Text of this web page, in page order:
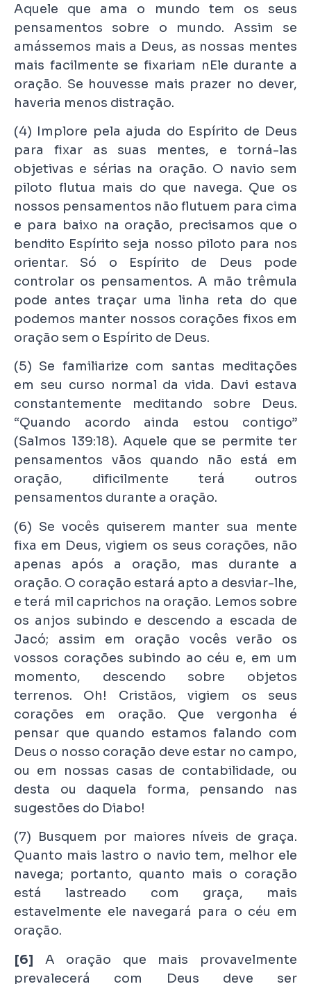
Aquele que ama o mundo tem os seus
pensamentos sobre o mundo. Assim se
amássemos mais a Deus, as nossas mentes
mais facilmente se fixariam nEle durante a
oração. Se houvesse mais prazer no dever,
haveria menos distração.
(4) Implore pela ajuda do Espírito de Deus
para fixar as suas mentes, e torná-las
objetivas e sérias na oração. O navio sem
piloto flutua mais do que navega. Que os
nossos pensamentos não flutuem para cima
e para baixo na oração, precisamos que o
bendito Espírito seja nosso piloto para nos
orientar. Só o Espírito de Deus pode
controlar os pensamentos. A mão trêmula
pode antes traçar uma linha reta do que
podemos manter nossos corações fixos em
oração sem o Espírito de Deus.
(5) Se familiarize com santas meditações
em seu curso normal da vida. Davi estava
constantemente meditando sobre Deus.
“Quando acordo ainda estou contigo”
(Salmos 139:18). Aquele que se permite ter
pensamentos vãos quando não está em
oração, dificilmente terá outros
pensamentos durante a oração.
(6) Se vocês quiserem manter sua mente
fixa em Deus, vigiem os seus corações, não
apenas após a oração, mas durante a
oração. O coração estará apto a desviar-lhe,
e terá mil caprichos na oração. Lemos sobre
os anjos subindo e descendo a escada de
Jacó; assim em oração vocês verão os
vossos corações subindo ao céu e, em um
momento, descendo sobre objetos
terrenos. Oh! Cristãos, vigiem os seus
corações em oração. Que vergonha é
pensar que quando estamos falando com
Deus o nosso coração deve estar no campo,
ou em nossas casas de contabilidade, ou
desta ou daquela forma, pensando nas
sugestões do Diabo!
(7) Busquem por maiores níveis de graça.
Quanto mais lastro o navio tem, melhor ele
navega; portanto, quanto mais o coração
está lastreado com graça, mais
estavelmente ele navegará para o céu em
oração.
[6] A oração que mais provavelmente
prevalecerá com Deus deve ser